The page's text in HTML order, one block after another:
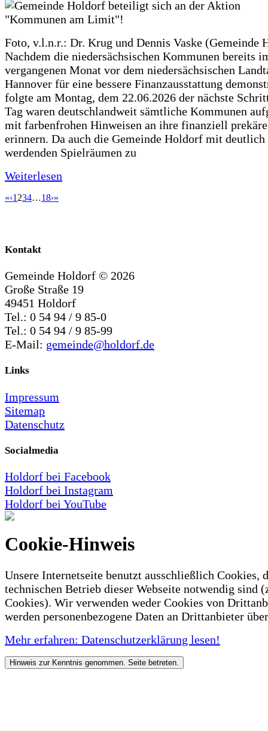
Foto, v.l.n.r.: Dr. Krug und Dennis Vaske (Gemeinde
Nachdem die niedersächsischen Kommunen bereits
vergangenen Monat vor dem niedersächsischen
Hannover für eine bessere Finanzausstattung
folgte am Montag, dem 22.06.2026 der nächste
Tag waren deutschlandweit sämtliche Kommunen
mit farbenfrohen Hinweisen an ihre finanziell
erinnern. Da auch die Gemeinde Holdorf mit deutlich
werdenden Spielräumen zu
Weiterlesen
«‹1 234…18›»
Kontakt
Gemeinde Holdorf © 2026
Große Straße 19
49451 Holdorf
Tel.: 0 54 94 / 9 85-0
Tel.: 0 54 94 / 9 85-99
E-Mail: gemeinde@holdorf.de
Links
Impressum
Sitemap
Datenschutz
Socialmedia
Holdorf bei Facebook
Holdorf bei Instagram
Holdorf bei YouTube
Cookie-Hinweis
Unsere Internetseite benutzt ausschließlich Cookies,
technischen Betrieb dieser Webseite notwendig sind
Cookies). Wir verwenden weder Cookies von
werden personenbezogene Daten an Drittanbieter
Mehr erfahren: Datenschutzerklärung lesen!
Hinweis zur Kenntnis genommen. Seite betreten.